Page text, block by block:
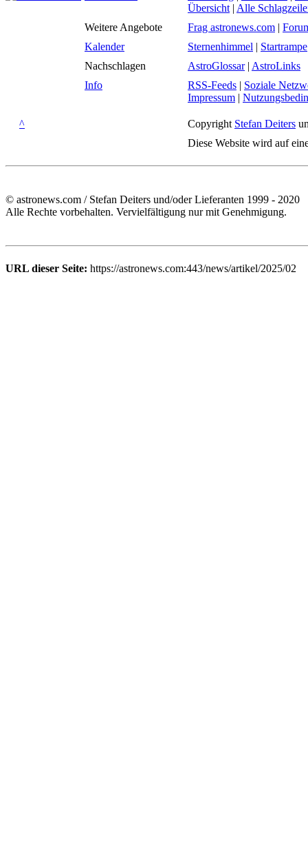
Übersicht | Alle
Weitere Angebote
Frag astronews.com |
Kalender
Sternenhimmel | Startrampe
Nachschlagen
AstroGlossar| AstroLinks
Info
RSS-Feeds | Soziale
Impressum |
^ Copyright Stefan Deiters
Diese Website wird auf
© astronews.com / Stefan Deiters und/oder Lieferanten 1999 - 2020
Alle Rechte vorbehalten. Vervielfältigung nur mit Genehmigung.
URL dieser Seite: https://astronews.com:443/news/artikel/2025/02